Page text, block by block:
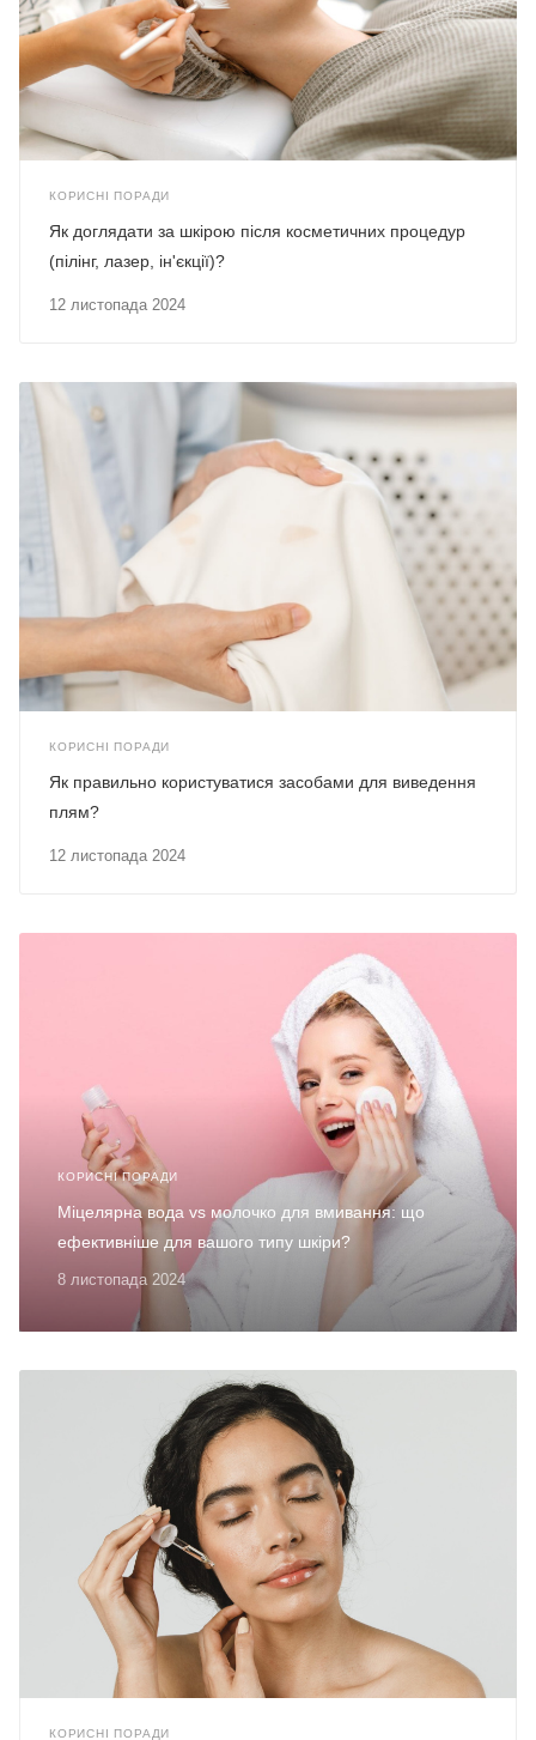
КОРИСНІ ПОРАДИ
12 листопада 2024
Як доглядати за шкірою після косметичних процедур
(пілінг, лазер, ін'єкції)?
КОРИСНІ ПОРАДИ
12 листопада 2024
Як правильно користуватися засобами для виведення
плям?
КОРИСНІ ПОРАДИ
8 листопада 2024
Міцелярна вода vs молочко для вмивання: що
ефективніше для вашого типу шкіри?
КОРИСНІ ПОРАДИ